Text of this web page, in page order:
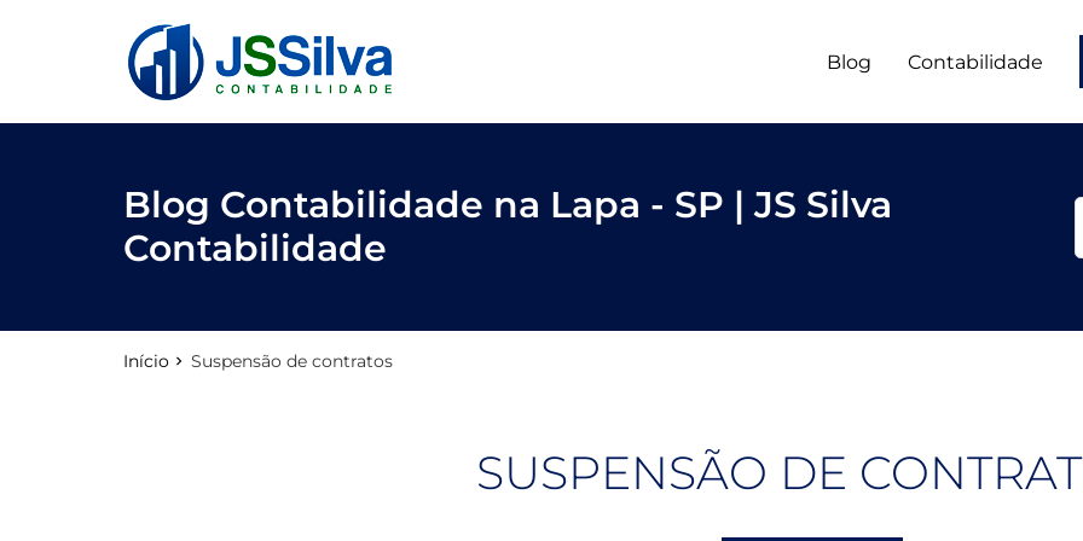
Blog Contabilidade
Blog Contabilidade na Lapa - SP | JS Silva
Contabilidade
Início Suspensão de contratos
reply FALE CONOSCO
email
Deixe sua Mensagem
SUSPENSÃO DE